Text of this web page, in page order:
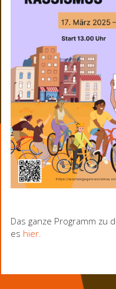
Das ganze Programm zu
es hier.